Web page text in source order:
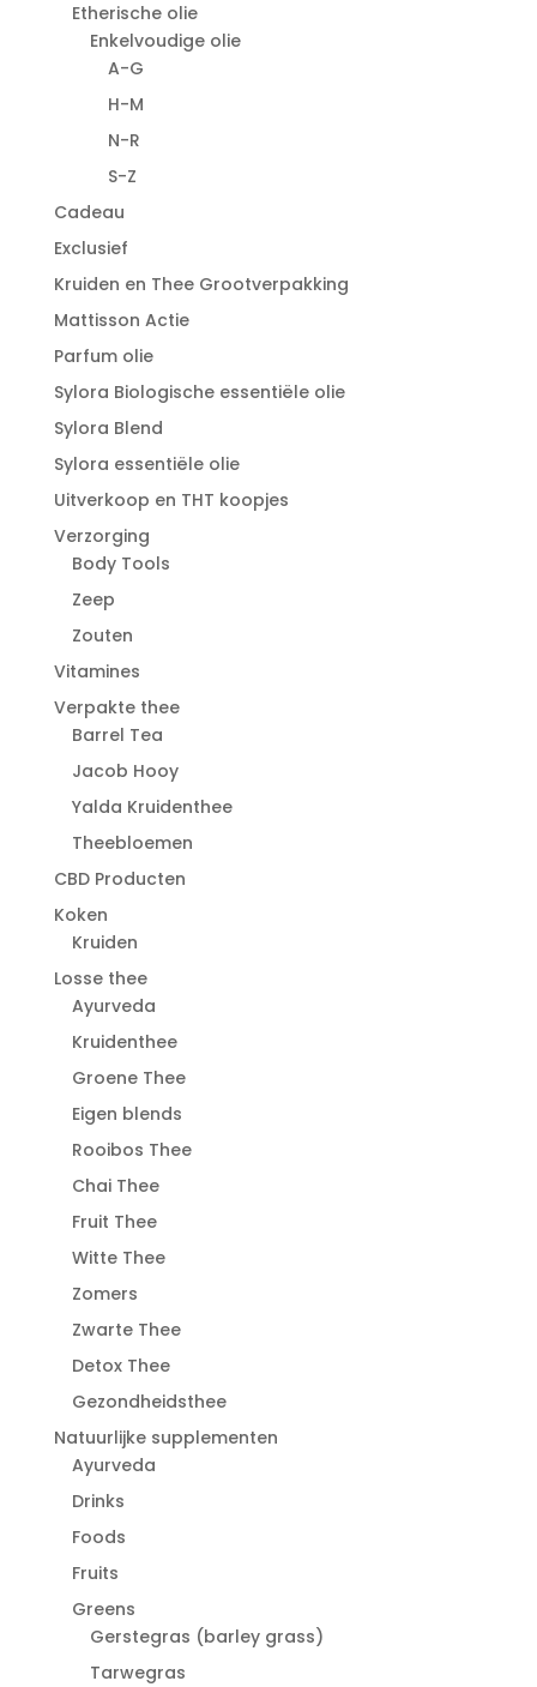
Etherische olie
Enkelvoudige olie
A-G
H-M
N-R
S-Z
Cadeau
Exclusief
Kruiden en Thee Grootverpakking
Mattisson Actie
Parfum olie
Sylora Biologische essentiële olie
Sylora Blend
Sylora essentiële olie
Uitverkoop en THT koopjes
Verzorging
Body Tools
Zeep
Zouten
Vitamines
Verpakte thee
Barrel Tea
Jacob Hooy
Yalda Kruidenthee
Theebloemen
CBD Producten
Koken
Kruiden
Losse thee
Ayurveda
Kruidenthee
Groene Thee
Eigen blends
Rooibos Thee
Chai Thee
Fruit Thee
Witte Thee
Zomers
Zwarte Thee
Detox Thee
Gezondheidsthee
Natuurlijke supplementen
Ayurveda
Drinks
Foods
Fruits
Greens
Gerstegras (barley grass)
Tarwegras